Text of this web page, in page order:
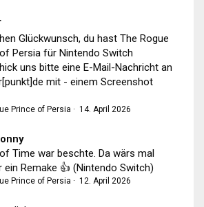
Glückwunsch, du hast The Rogue
Persia für Nintendo Switch
uns bitte eine E-Mail-Nachricht an
mit - einem Screenshot
Prince of Persia · 14. April 2026
Time war beschte. Da wärs mal
ein Remake 👍 (Nintendo Switch)
Prince of Persia · 12. April 2026